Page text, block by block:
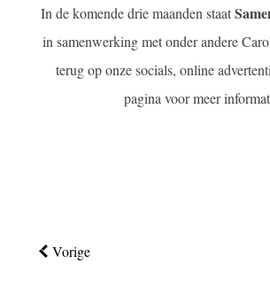
In de komende drie maanden staat
in samenwerking met onder andere
terug op onze socials, online
pagina voor meer
Vorige